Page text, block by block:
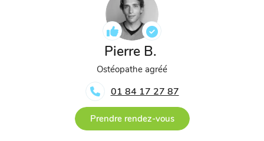
Pierre B.
Ostéopathe agréé
01 84 17 27 87
Prendre rendez-vous